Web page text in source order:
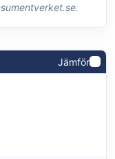
Jämför